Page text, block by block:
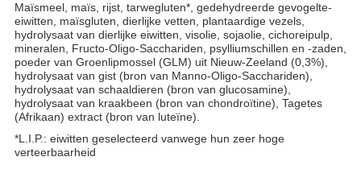
Maïsmeel, maïs, rijst, tarwegluten*, gedehydreerde gevogelte-
eiwitten, maïsgluten, dierlijke vetten, plantaardige vezels,
hydrolysaat van dierlijke eiwitten, visolie, sojaolie, cichoreipulp,
mineralen, Fructo-Oligo-Sacchariden, psylliumschillen en -zaden,
poeder van Groenlipmossel (GLM) uit Nieuw-Zeeland (0,3%),
hydrolysaat van gist (bron van Manno-Oligo-Sacchariden),
hydrolysaat van schaaldieren (bron van glucosamine),
hydrolysaat van kraakbeen (bron van chondroïtine), Tagetes
(Afrikaan) extract (bron van luteïne).
*L.I.P.: eiwitten geselecteerd vanwege hun zeer hoge
verteerbaarheid